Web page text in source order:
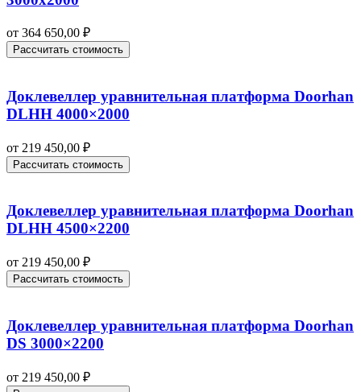
от 364 650,00 ₽
Рассчитать стоимость
Доклевеллер уравнительная платформа Doorhan
DLHH 4000×2000
от 219 450,00 ₽
Рассчитать стоимость
Доклевеллер уравнительная платформа Doorhan
DLHH 4500×2200
от 219 450,00 ₽
Рассчитать стоимость
Доклевеллер уравнительная платформа Doorhan
DS 3000×2200
от 219 450,00 ₽